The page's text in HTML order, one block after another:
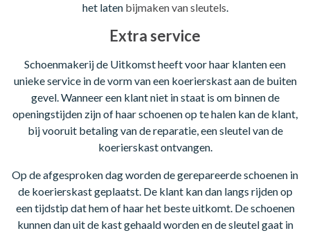
het laten bijmaken van sleutels
Extra service
Schoenmakerij de Uitkomst heeft voor haar klanten een
unieke service in de vorm van een koerierskast aan de buiten
gevel. Wanneer een klant niet in staat is om binnen de
openingstijden zijn of haar schoenen op te halen kan de klant,
bij vooruit betaling van de reparatie, een sleutel van de
koerierskast ontvangen.
Op de afgesproken dag worden de gerepareerde schoenen in
de koerierskast geplaatst. De klant kan dan langs rijden op
een tijdstip dat hem of haar het beste uitkomt. De schoenen
kunnen dan uit de kast gehaald worden en de sleutel gaat in